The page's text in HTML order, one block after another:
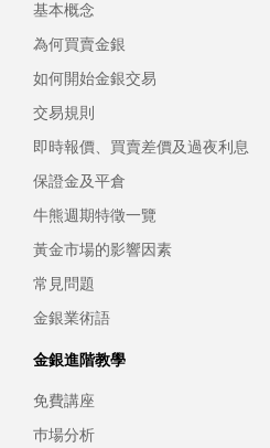
基本概念
為何買賣金銀
如何開始金銀交易
交易規則
即時報價、買賣差價及過夜利息
保證金及平倉
牛熊週期特徵一覽
黃金市場的影響因素
常見問題
金銀業術語
金銀進階教學
免費講座
巿場分析